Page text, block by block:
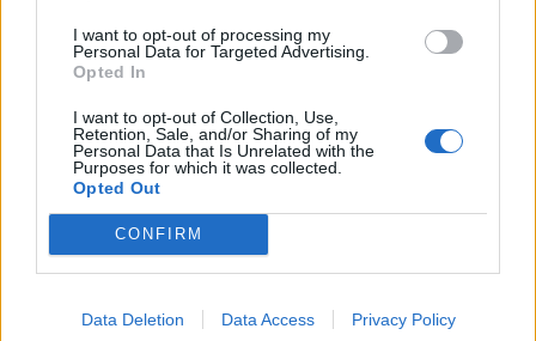
I want to opt-out of processing my
Personal Data for Targeted Advertising.
Opted In
I want to opt-out of Collection, Use,
Retention, Sale, and/or Sharing of my
Personal Data that Is Unrelated with the
Purposes for which it was collected.
Opted Out
CONFIRM
Data Deletion Data Access Privacy Policy